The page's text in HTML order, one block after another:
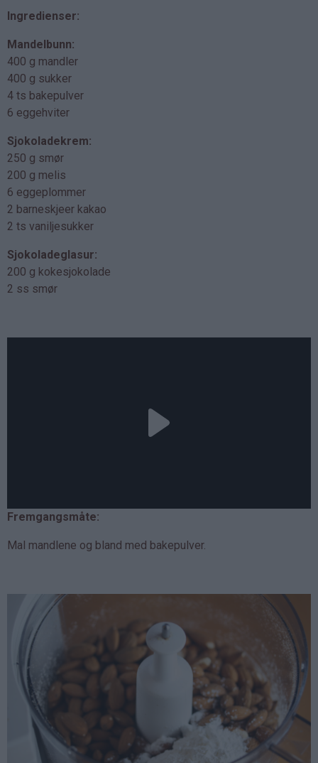
Ingredienser:
Mandelbunn:
400 g mandler
400 g sukker
4 ts bakepulver
6 eggehviter
Sjokoladekrem:
250 g smør
200 g melis
6 eggeplommer
2 barneskjeer kakao
2 ts vaniljesukker
Sjokoladeglasur:
200 g kokesjokolade
2 ss smør
Fremgangsmåte:
Mal mandlene og bland med bakepulver.